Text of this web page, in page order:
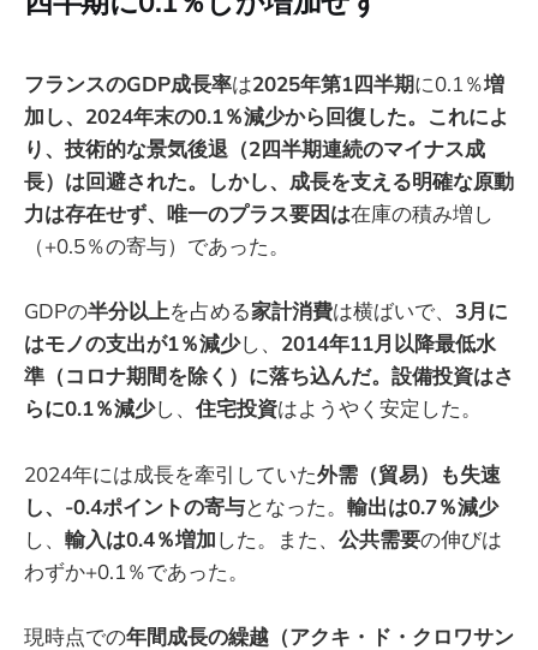
フランスのGDP成長率は2025年第1四半期に0.1％増
加し、2024年末の0.1％減少から回復した。これによ
り、技術的な景気後退（2四半期連続のマイナス成
長）は回避された。しかし、成長を支える明確な原動
力は存在せず、唯一のプラス要因は在庫の積み増し
（+0.5％の寄与）であった。
GDPの半分以上を占める家計消費は横ばいで、 3月に
はモノの支出が1％減少し、 2014年11月以降最低水
準（コロナ期間を除く）に落ち込んだ。設備投資はさ
らに0.1％減少し、 住宅投資はようやく安定した。
2024年には成長を牽引していた外需（貿易）も失速
し、-0.4ポイントの寄与となった。 輸出は0.7％減少
し、 輸入は0.4％増加した。また、 公共需要の伸びは
わずか+0.1％であった。
現時点での年間成長の繰越（アクキ・ド・クロワサン